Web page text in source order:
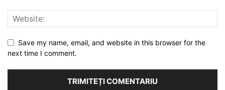
Save my name, email, and website in this browser for the
next time I comment.